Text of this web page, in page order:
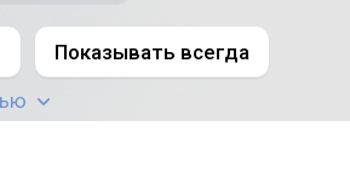
Показывать всегда